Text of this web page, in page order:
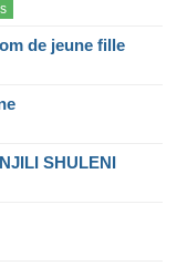
de jeune fille
SHULENI